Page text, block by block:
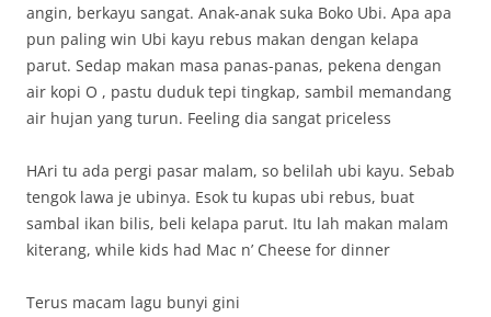
angin, berkayu sangat. Anak-anak suka Boko Ubi. Apa apa
pun paling win Ubi kayu rebus makan dengan kelapa
parut. Sedap makan masa panas-panas, pekena dengan
air kopi O , pastu duduk tepi tingkap, sambil memandang
air hujan yang turun. Feeling dia sangat priceless
HAri tu ada pergi pasar malam, so belilah ubi kayu. Sebab
tengok lawa je ubinya. Esok tu kupas ubi rebus, buat
sambal ikan bilis, beli kelapa parut. Itu lah makan malam
kiterang, while kids had Mac n’ Cheese for dinner
Terus macam lagu bunyi gini